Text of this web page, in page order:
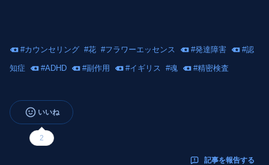
#カウンセリング #花 #フラワーエッセンス #発達障害 #認
知症 #ADHD #副作用 #イギリス #魂 #精密検査
いいね
2
記事を報告する